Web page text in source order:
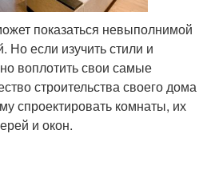
показаться невыполнимой
Но если изучить стили и
воплотить свои самые
строительства своего дома
спроектировать комнаты, их
и окон.